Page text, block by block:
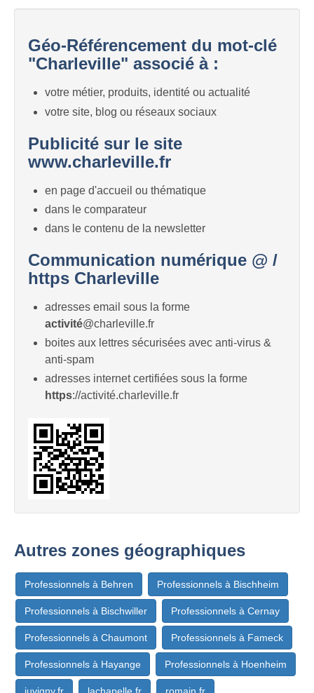
Géo-Référencement du mot-clé
"Charleville" associé à :
votre métier, produits, identité ou actualité
votre site, blog ou réseaux sociaux
Publicité sur le site
www.charleville.fr
en page d'accueil ou thématique
dans le comparateur
dans le contenu de la newsletter
Communication numérique @ /
https Charleville
adresses email sous la forme
activité@charleville.fr
boites aux lettres sécurisées avec anti-virus &
anti-spam
adresses internet certifiées sous la forme
https://activité.charleville.fr
Autres zones géographiques
Professionnels à Behren Professionnels à Bischheim
Professionnels à Bischwiller Professionnels à Cernay
Professionnels à Chaumont Professionnels à Fameck
Professionnels à Hayange Professionnels à Hoenheim